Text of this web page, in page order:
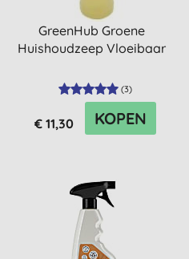
GreenHub Groene
Huishoudzeep Vloeibaar
(3)
€ 11,30 KOPEN